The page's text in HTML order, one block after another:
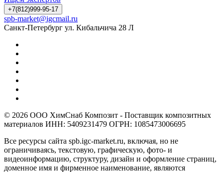
+7(812)999-95-17
spb-market@igcmail.ru
Санкт-Петербург ул. Кибальчича 28 Л
© 2026 ООО ХимСнаб Композит - Поставщик композитных
материалов ИНН: 5409231479 ОГРН: 1085473006695
Все ресурсы сайта spb.igc-market.ru, включая, но не
ограничиваясь, текстовую, графическую, фото- и
видеоинформацию, структуру, дизайн и оформление страниц,
доменное имя и фирменное наименование, являются